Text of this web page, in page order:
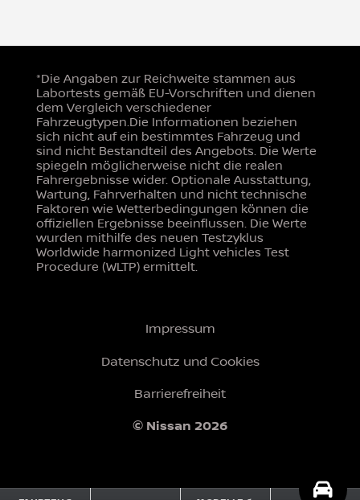
*Die Angaben zur Reichweite stammen aus
Labortests gemäß EU-Vorschriften und dienen
dem Vergleich verschiedener
Fahrzeugtypen.Die Informationen beziehen
sich nicht auf ein bestimmtes Fahrzeug und
sind nicht Bestandteil des Angebots. Die Werte
spiegeln möglicherweise nicht die realen
Fahrergebnisse wider. Optionale Ausstattung,
Wartung, Fahrverhalten und nicht technische
Faktoren wie Wetterbedingungen können die
offiziellen Ergebnisse beeinflussen. Die Werte
wurden mithilfe des neuen Testzyklus
Worldwide harmonized Light vehicles Test
Procedure (WLTP) ermittelt.
Impressum
Datenschutz und Cookies
Barrierefreiheit
© Nissan 2026